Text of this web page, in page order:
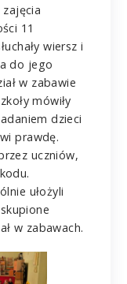
11
wiersz i
do jego
w zabawie
mówiły
dzieci
prawdę.
uczniów,
ułożyli
w zabawach.